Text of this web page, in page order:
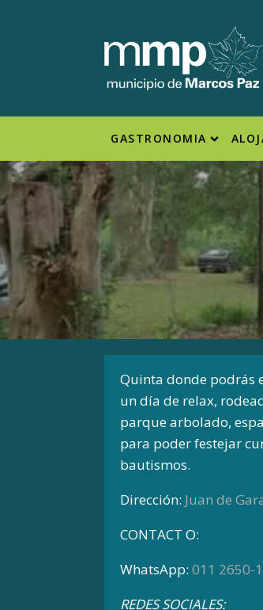
GASTRONOMIA
Quinta donde podrás
un día de relax,
parque arbolado,
para poder festejar
bautismos.
Dirección: Juan de
CONTACT O:
WhatsApp: 011 2650-
REDES SOCIALES: